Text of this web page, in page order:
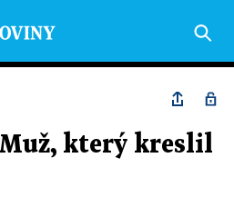
který kreslil